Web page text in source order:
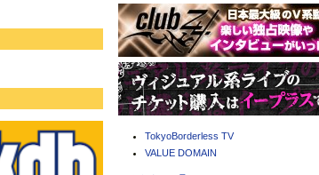
TokyoBorderless TV
VALUE DOMAIN